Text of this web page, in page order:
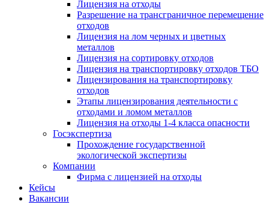
Лицензия на отходы
Разрешение на трансграничное перемещение
отходов
Лицензия на лом черных и цветных
металлов
Лицензия на сортировку отходов
Лицензия на транспортировку отходов ТБО
Лицензирования на транспортировку
отходов
Этапы лицензирования деятельности с
отходами и ломом металлов
Лицензия на отходы 1-4 класса опасности
Госэкспертиза
Прохождение государственной
экологической экспертизы
Компании
Фирма с лицензией на отходы
Кейсы
Вакансии